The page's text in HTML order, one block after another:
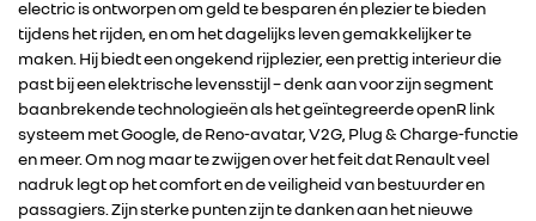
electric is ontworpen om geld te besparen én plezier te bieden
tijdens het rijden, en om het dagelijks leven gemakkelijker te
maken. Hij biedt een ongekend rijplezier, een prettig interieur die
past bij een elektrische levensstijl – denk aan voor zijn segment
baanbrekende technologieën als het geïntegreerde openR link
systeem met Google, de Reno-avatar, V2G, Plug & Charge-functie
en meer. Om nog maar te zwijgen over het feit dat Renault veel
nadruk legt op het comfort en de veiligheid van bestuurder en
passagiers. Zijn sterke punten zijn te danken aan het nieuwe